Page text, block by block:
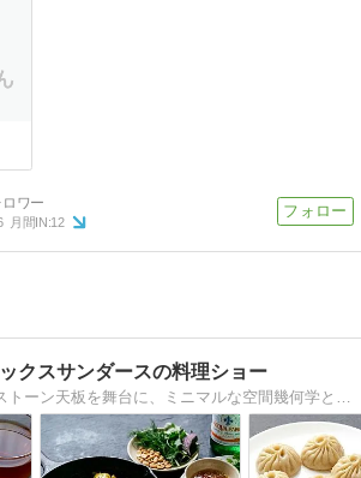
月間IN:12
クスサンダースの料理ショー
ダークグレーのストーン天板を舞台に、ミニマルな空間幾何学と洗練された世界のレシピを発信するフードマガジンブログ。無駄な生活感のノイズを引き算し、器の余白から素材のシズル感まで、大人の洗練されたライフスタイルをクリーンにデプロイ。